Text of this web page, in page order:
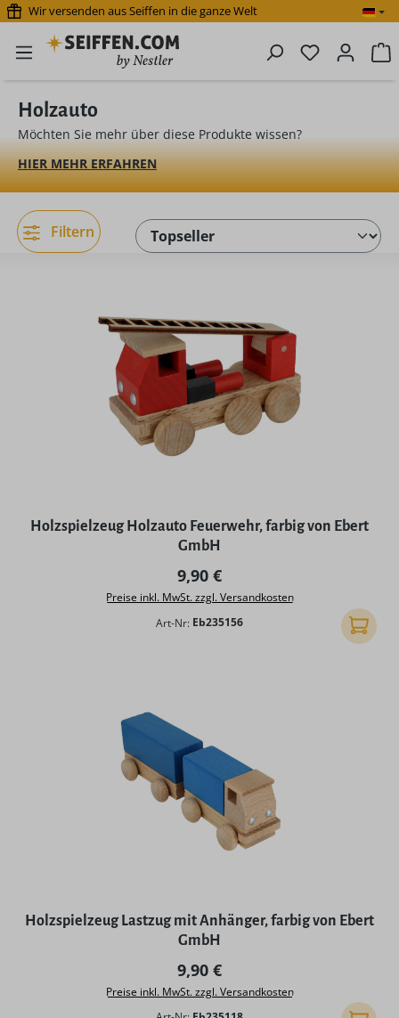
Zum Hauptinhalt springen
Wir versenden aus Seiffen in die ganze Welt
Du hast 0
Holzauto
Möchten Sie mehr über diese Produkte wissen?
HIER MEHR ERFAHREN
Filtern
Holzspielzeug Holzauto Feuerwehr, farbig von Ebert
GmbH
Regulärer Preis:
9,90 €
Preise inkl. MwSt. zzgl. Versandkosten
Art-Nr: Eb235156 In den
Holzspielzeug Lastzug mit Anhänger, farbig von Ebert
GmbH
Regulärer Preis:
9,90 €
Preise inkl. MwSt. zzgl. Versandkosten